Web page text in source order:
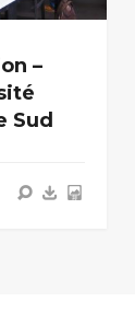
–
Sud